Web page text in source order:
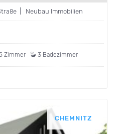
| Neubau Immobilien
Zimmer 3 Badezimmer
CHEMNITZ